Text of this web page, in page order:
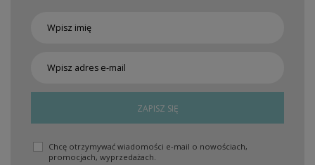
ZAPISZ SIĘ
Chcę otrzymywać wiadomości e-mail o nowościach,
promocjach, wyprzedażach.